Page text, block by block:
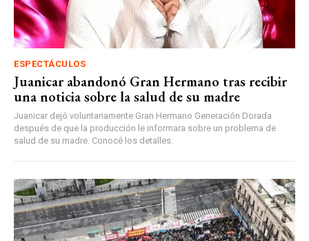
ESPECTÁCULOS
Juanicar abandonó Gran Hermano tras recibir
una noticia sobre la salud de su madre
Juanicar dejó voluntariamente Gran Hermano Generación Dorada
después de que la producción le informara sobre un problema de
salud de su madre. Conocé los detalles.